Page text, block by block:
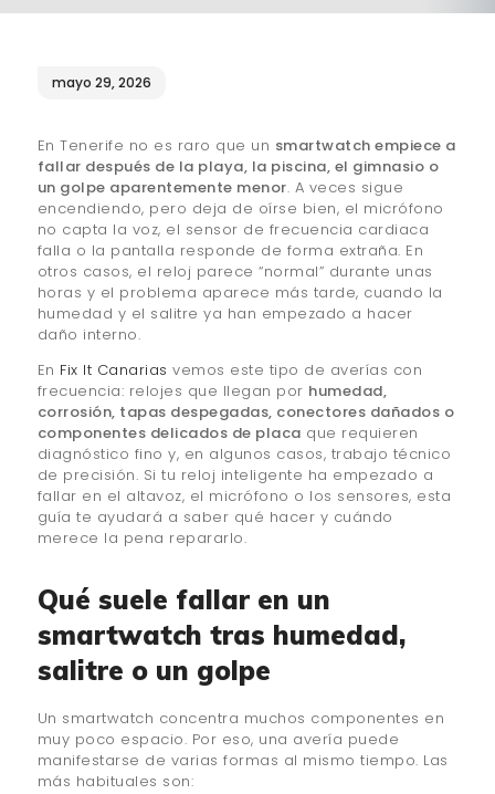
mayo 29, 2026
En Tenerife no es raro que un smartwatch empiece a
fallar después de la playa, la piscina, el gimnasio o
un golpe aparentemente menor. A veces sigue
encendiendo, pero deja de oírse bien, el micrófono
no capta la voz, el sensor de frecuencia cardiaca
falla o la pantalla responde de forma extraña. En
otros casos, el reloj parece “normal” durante unas
horas y el problema aparece más tarde, cuando la
humedad y el salitre ya han empezado a hacer
daño interno.
En Fix It Canarias vemos este tipo de averías con
frecuencia: relojes que llegan por humedad,
corrosión, tapas despegadas, conectores dañados o
componentes delicados de placa que requieren
diagnóstico fino y, en algunos casos, trabajo técnico
de precisión. Si tu reloj inteligente ha empezado a
fallar en el altavoz, el micrófono o los sensores, esta
guía te ayudará a saber qué hacer y cuándo
merece la pena repararlo.
Qué suele fallar en un
smartwatch tras humedad,
salitre o un golpe
Un smartwatch concentra muchos componentes en
muy poco espacio. Por eso, una avería puede
manifestarse de varias formas al mismo tiempo. Las
más habituales son: